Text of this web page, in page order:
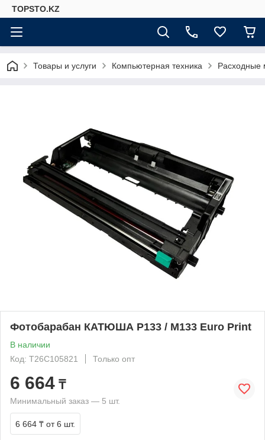
TOPSTO.KZ
Товары и услуги Компьютерная техника Расходные
Фотобарабан КАТЮША P133 / M133 Euro Print
В наличии
Код: T26C105821
Только опт
6 664 ₸
Минимальный заказ — 5 шт.
6 664 ₸ от 6 шт.